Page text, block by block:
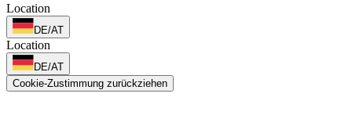
Location
DE/AT
Location
DE/AT
Cookie-Zustimmung zurückziehen